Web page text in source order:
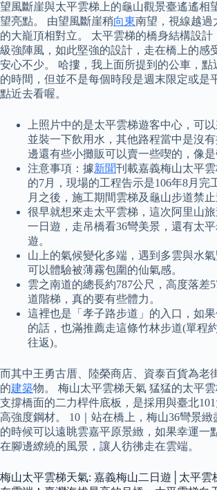
望風斷崖與太平雲梯上的龜山觀景臺遙遙相
望亮點。 由望風斷崖稍向東南望，視線越過
的大巃頂相對立。 太平雲梯的橋身結構設計
級強陣風，如此堅強的設計，走在橋上的感
安心不少。 哈摟，我上面所提到的公車，點
的時間，但並不是每個時段是週末限定或是
點近去看喔。
上照片中的是太平雲梯遊客中心，可
並裝一下飲用水，其他路程當中是沒
邊還有些小攤販可以賣一些喫的，像是
注意事項：據新聞刊載嘉義梅山太平
的7月，現場的工程告示是106年8月完
月之後，施工期間雲梯及龜山步道禁止
很早就想來走太平雲梯，這次阿里山
一日遊，走吊橋看36彎美景，還有太
遊。
山上的氣候變化多端，遇到多雲與水
可以體驗被薄霧包圍的仙氣感。
雲之南道的總長約787公尺，高度落差
道階梯，真的要有些體力。
這裡也是「孝子路步道」的入口，如
的話，也滿推薦走這條竹林步道(單程
往返)。
而其中王勇古厝、陸榮商店、資泰百貨為老
的建築物。 梅山太平雲梯天氣 猛猛的太平雲
支撐橋面的二力桿件底板，是採用與臺北
高強度鋼材。 10｜站在橋上，梅山36彎景
的時候可以遠眺雲嘉平原景緻，如果幸運一
在腳邊繚繞的風景，讓人彷彿走在雲端。
梅山太平雲梯天氣: 嘉義梅山二日遊│太平雲